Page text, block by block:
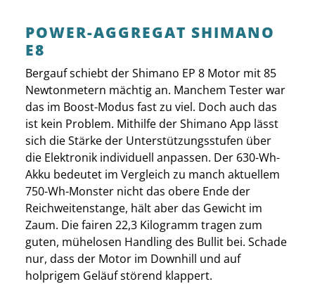
POWER-AGGREGAT SHIMANO
E8
Bergauf schiebt der Shimano EP 8 Motor mit 85
Newtonmetern mächtig an. Manchem Tester war
das im Boost-Modus fast zu viel. Doch auch das
ist kein Problem. Mithilfe der Shimano App lässt
sich die Stärke der Unterstützungsstufen über
die Elektronik individuell anpassen. Der 630-Wh-
Akku bedeutet im Vergleich zu manch aktuellem
750-Wh-Monster nicht das obere Ende der
Reichweitenstange, hält aber das Gewicht im
Zaum. Die fairen 22,3 Kilogramm tragen zum
guten, mühelosen Handling des Bullit bei. Schade
nur, dass der Motor im Downhill und auf
holprigem Geläuf störend klappert.